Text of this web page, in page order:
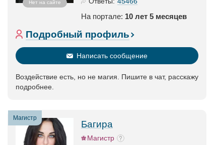
Нет на сайте
На портале: 10 лет 5 месяцев
Подробный профиль
Написать сообщение
Воздействие есть, но не магия. Пишите в чат, расскажу
подробнее.
Магистр
Багира
Магистр